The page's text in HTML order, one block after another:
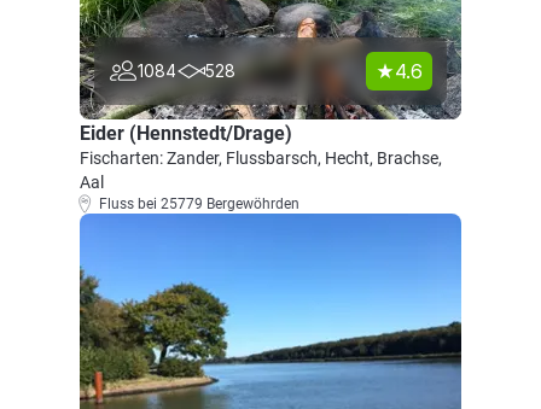
1084 528 4.6
Eider (Hennstedt/Drage)
Fischarten: Zander, Flussbarsch, Hecht, Brachse,
Aal
Fluss bei 25779 Bergewöhrden